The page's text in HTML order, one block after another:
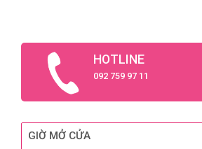
HOTLINE
092 759 97 11
GIỜ MỞ CỬA